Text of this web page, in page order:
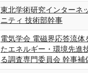
東北学術研究インターネ
ニティ 技術部幹事
電気学会 電磁界応答流体
たエネルギー・環境先進
る調査専門委員会 幹事補